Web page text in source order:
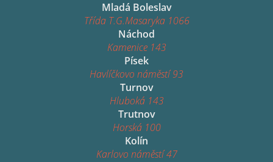
Mladá Boleslav
Třída T.G.Masaryka 1066
Náchod
Kamenice 143
Písek
Havlíčkovo náměstí 93
Turnov
Hluboká 143
Trutnov
Horská 100
Kolín
Karlovo náměstí 47